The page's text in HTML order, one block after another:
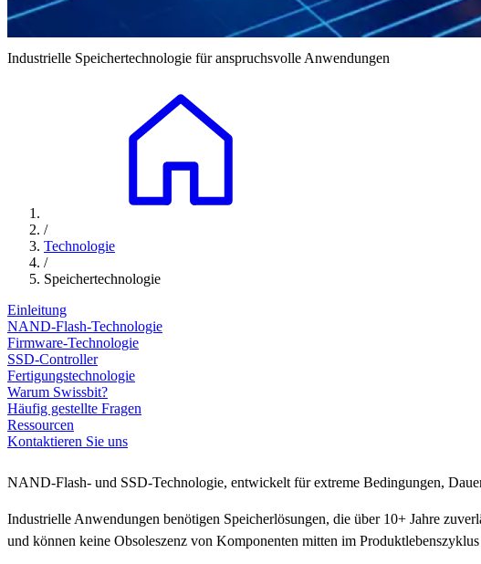
Industrielle Speichertechnologie für anspruchsvolle Anwendungen
/
Technologie
/
Speichertechnologie
Einleitung
NAND-Flash-Technologie
Firmware-Technologie
SSD-Controller
Fertigungstechnologie
Warum Swissbit?
Häufig gestellte Fragen
Ressourcen
Kontaktieren Sie uns
NAND-Flash- und SSD-Technologie, entwickelt für extreme Bedingungen,
Industrielle Anwendungen benötigen Speicherlösungen, die über 10+ Jahre
und können keine Obsoleszenz von Komponenten mitten im